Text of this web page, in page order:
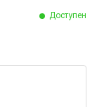
Доступен